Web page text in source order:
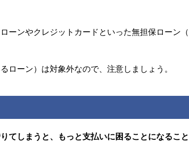
ーンやクレジットカードといった無担保ローン
ローン）は対象外なので、注意しましょう。
てしまうと、もっと支払いに困ることになるこ